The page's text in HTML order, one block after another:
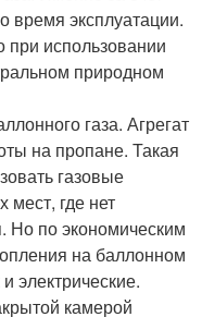
время эксплуатации.
использовании
природном
газа. Агрегат
на пропане. Такая
газовые
мест, где нет
Но по экономическим
на баллонном
электрические.
камерой